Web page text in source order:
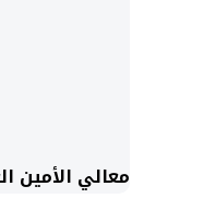
معالي الأمين